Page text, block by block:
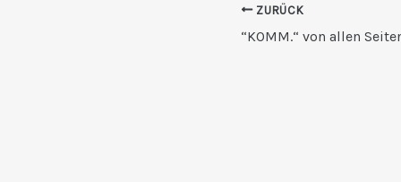
ZURÜCK
“KOMM.“ von allen